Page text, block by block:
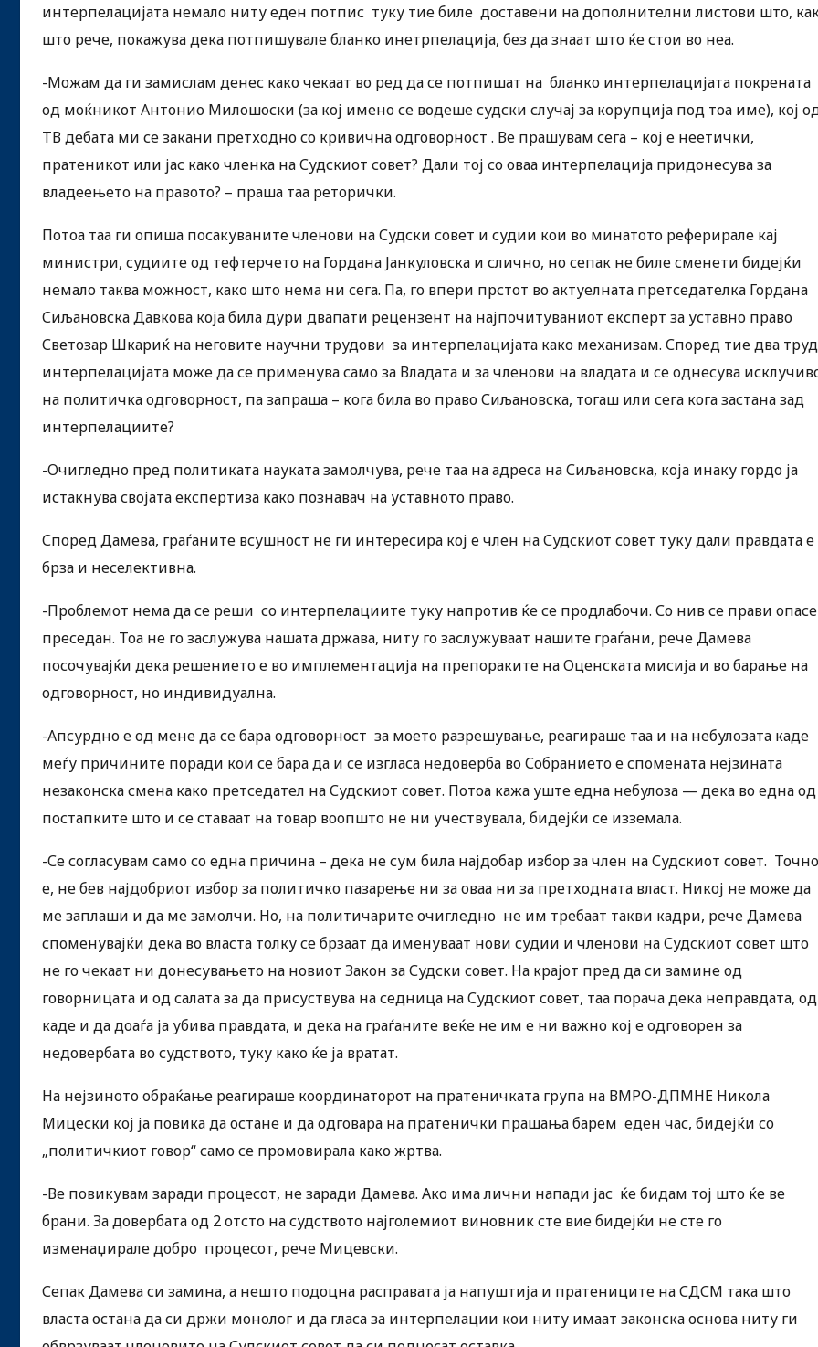
интерпелацијата немало ниту еден потпис туку тие биле доставени на дополнителни листови што,
што рече, покажува дека потпишувале бланко инетрпелација, без да знаат што ќе стои во неа.
-Можам да ги замислам денес како чекаат во ред да се потпишат на бланко интерпелацијата покрената
од моќникот Антонио Милошоски (за кој имено се водеше судски случај за корупција под тоа име), кој
ТВ дебата ми се закани претходно со кривична одговорност . Ве прашувам сега – кој е неетички,
пратеникот или јас како членка на Судскиот совет? Дали тој со оваа интерпелација придонесува за
владеењето на правото? – праша таа реторички.
Потоа таа ги опиша посакуваните членови на Судски совет и судии кои во минатото реферирале кај
министри, судиите од тефтерчето на Гордана Јанкуловска и слично, но сепак не биле сменети бидејќи
немало таква можност, како што нема ни сега. Па, го впери прстот во актуелната претседателка Гордана
Сиљановска Давкова која била дури двапати рецензент на најпочитуваниот експерт за уставно право
Светозар Шкариќ на неговите научни трудови за интерпелацијата како механизам. Според тие два
интерпелацијата може да се применува само за Владата и за членови на владата и се однесува
на политичка одговорност, па запраша – кога била во право Сиљановска, тогаш или сега кога застана зад
интерпелациите?
-Очигледно пред политиката науката замолчува, рече таа на адреса на Сиљановска, која инаку гордо ја
истакнува својата експертиза како познавач на уставното право.
Според Дамева, граѓаните всушност не ги интересира кој е член на Судскиот совет туку дали правдата е
брза и неселективна.
-Проблемот нема да се реши со интерпелациите туку напротив ќе се продлабочи. Со нив се прави
преседан. Тоа не го заслужува нашата држава, ниту го заслужуваат нашите граѓани, рече Дамева
посочувајќи дека решението е во имплементација на препораките на Оценската мисија и во барање на
одговорност, но индивидуална.
-Апсурдно е од мене да се бара одговорност за моето разрешување, реагираше таа и на небулозата каде
меѓу причините поради кои се бара да и се изгласа недоверба во Собранието е спомената нејзината
незаконска смена како претседател на Судскиот совет. Потоа кажа уште една небулоза — дека во една од
постапките што и се ставаат на товар воопшто не ни учествувала, бидејќи се изземала.
-Се согласувам само со една причина – дека не сум била најдобар избор за член на Судскиот совет. Точно
е, не бев најдобриот избор за политичко пазарење ни за оваа ни за претходната власт. Никој не може да
ме заплаши и да ме замолчи. Но, на политичарите очигледно не им требаат такви кадри, рече Дамева
споменувајќи дека во власта толку се брзаат да именуваат нови судии и членови на Судскиот совет што
не го чекаат ни донесувањето на новиот Закон за Судски совет. На крајот пред да си замине од
говорницата и од салата за да присуствува на седница на Судскиот совет, таа порача дека неправдата, од
каде и да доаѓа ја убива правдата, и дека на граѓаните веќе не им е ни важно кој е одговорен за
недовербата во судството, туку како ќе ја вратат.
На нејзиното обраќање реагираше координаторот на пратеничката група на ВМРО-ДПМНЕ Никола
Мицески кој ја повика да остане и да одговара на пратенички прашања барем еден час, бидејќи со
„политичкиот говор“ само се промовирала како жртва.
-Ве повикувам заради процесот, не заради Дамева. Ако има лични напади јас ќе бидам тој што ќе ве
брани. За довербата од 2 отсто на судството најголемиот виновник сте вие бидејќи не сте го
изменаџирале добро процесот, рече Мицевски.
Сепак Дамева си замина, а нешто подоцна расправата ја напуштија и пратениците на СДСМ така што
власта остана да си држи монолог и да гласа за интерпелации кои ниту имаат законска основа ниту ги